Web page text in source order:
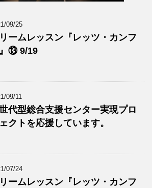
09/25
リームレッスン『レッツ・カンフ
⑬ 9/19
09/11
代型総合支援センター実現プロ
クトを応援しています。
07/24
リームレッスン『レッツ・カンフ